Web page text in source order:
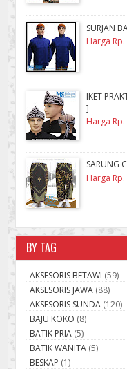
SURJAN
Harga
IKET
]
Harga
SARUNG
Harga
BY TAG
AKSESORIS BETAWI (59)
AKSESORIS JAWA (88)
AKSESORIS SUNDA (120)
BAJU KOKO (8)
BATIK PRIA (5)
BATIK WANITA (5)
BESKAP (1)